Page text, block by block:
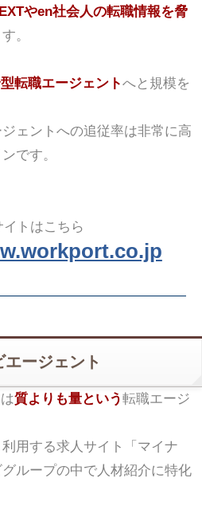
やen社会人の転職情報を脅
。
転職エージェントへと規模を
ェントへの追従率は非常に高
です。
トはこちら
ージェント
質よりも量という転職エージ
用する求人サイト「マイナ
ループの中で人材紹介に特化